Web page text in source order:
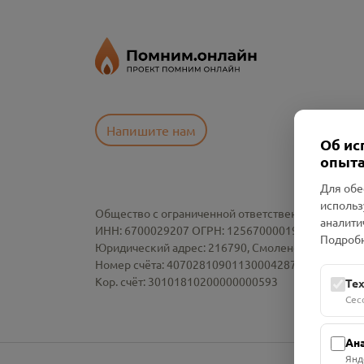
Напишите нам
Общество с ограниченной ответственностью
ИНН: 6700029207 ОГРН: 1256700001986
Юридический адрес: 216790, Смоленская
Номер счёта: 40702810901130004287 в АО
Кор. счёт: 30101810200000000593
Об
Для